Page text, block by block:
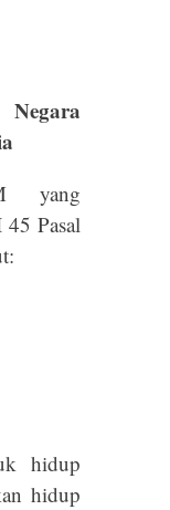
yang
Pasal
hidup
hidup